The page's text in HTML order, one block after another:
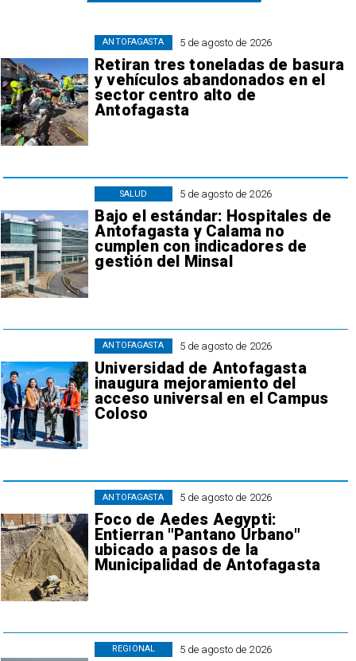
5 de agosto de 2026
Retiran tres toneladas de basura
y vehículos abandonados en el
sector centro alto de
Antofagasta
ANTOFAGASTA
5 de agosto de 2026
Bajo el estándar: Hospitales de
Antofagasta y Calama no
cumplen con indicadores de
gestión del Minsal
SALUD
5 de agosto de 2026
Universidad de Antofagasta
inaugura mejoramiento del
acceso universal en el Campus
Coloso
ANTOFAGASTA
5 de agosto de 2026
Foco de Aedes Aegypti:
Entierran "Pantano Urbano"
ubicado a pasos de la
Municipalidad de Antofagasta
ANTOFAGASTA
5 de agosto de 2026
REGIONAL